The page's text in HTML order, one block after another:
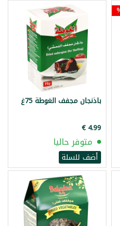
باذنجان مجفف الغوطة 75غ
متوفر حاليا
أضف للسلة